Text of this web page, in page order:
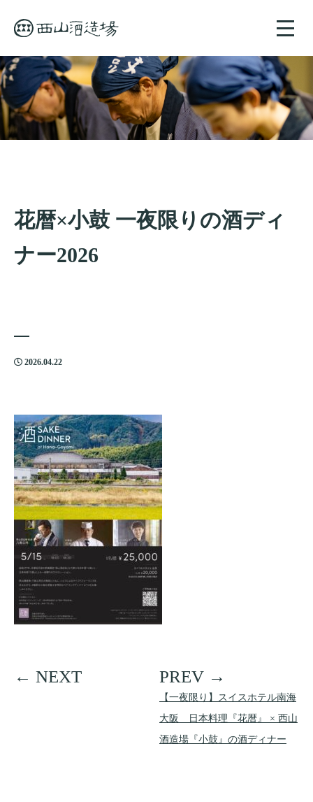
toggle
花暦×小鼓 一夜限りの酒ディ
ナー2026
2026.04.22
【一夜限り】スイスホテル南海
大阪 日本料理『花暦』 × 西山
酒造場『小鼓』の酒ディナー